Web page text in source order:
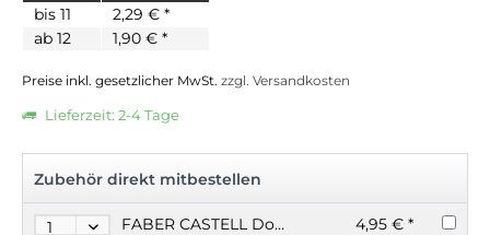
bis 11
2,29 € *
ab 12 1,90 € *
Preise inkl. gesetzlicher MwSt. zzgl. Versandkosten
Lieferzeit: 2-4 Tage
Zubehör direkt mitbestellen
FABER CASTELL Doppel Anspitzer Grip silber
4,95 € *